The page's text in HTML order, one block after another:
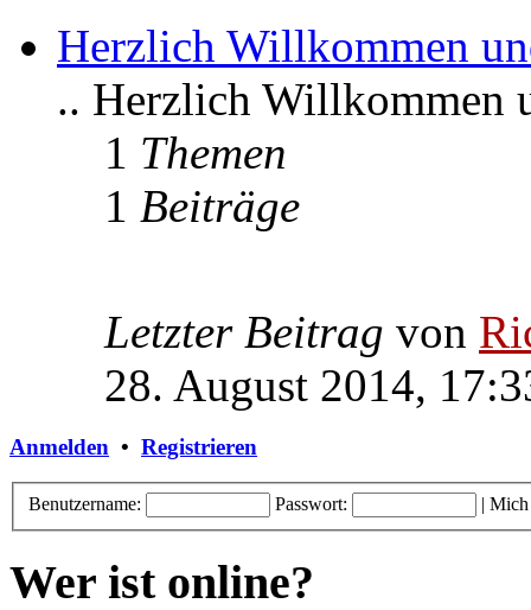
Herzlich Willkommen
.. Herzlich Willkommen
1 Themen
1 Beiträge
Letzter Beitrag von
28. August 2014,
Anmelden • Registrieren
Benutzername: Passwort: | Mich
Wer ist online?